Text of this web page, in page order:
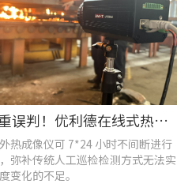
告别称重误判！优利德在线式热成像仪重构新材料铸造注液控制逻辑
热成像仪可 7*24 小时不间断进行
弥补传统人工巡检检测方式无法实
变化的不足。